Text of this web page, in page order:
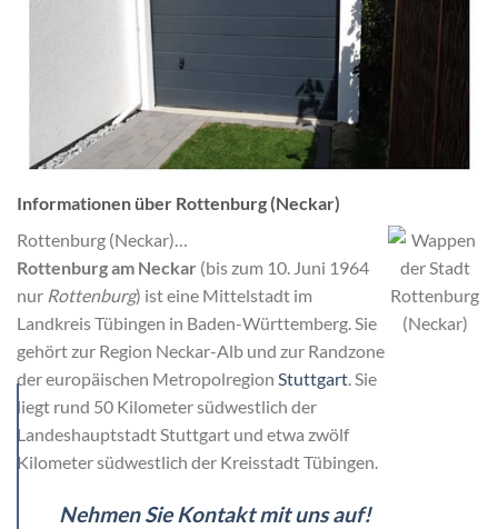
Informationen über Rottenburg (Neckar)
Rottenburg (Neckar)…
Rottenburg am Neckar (bis zum 10. Juni 1964
nur Rottenburg) ist eine Mittelstadt im
Landkreis Tübingen in Baden-Württemberg. Sie
gehört zur Region Neckar-Alb und zur Randzone
der europäischen Metropolregion Stuttgart . Sie
liegt rund 50 Kilometer südwestlich der
Landeshauptstadt Stuttgart und etwa zwölf
Kilometer südwestlich der Kreisstadt Tübingen.
Nehmen Sie Kontakt mit uns auf!